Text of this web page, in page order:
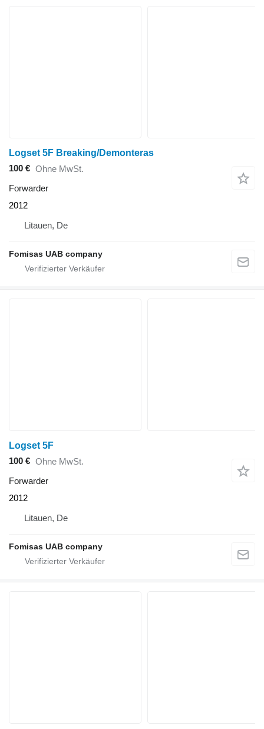
Logset 5F Breaking/Demonteras
100 € Ohne MwSt.
Forwarder
2012
Litauen, De
Fomisas UAB company
Logset 5F
100 € Ohne MwSt.
Forwarder
2012
Litauen, De
Fomisas UAB company